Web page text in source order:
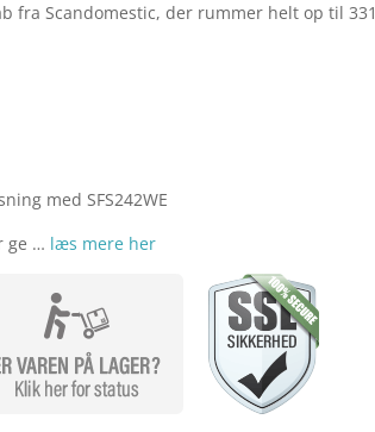
fra Scandomestic, der rummer helt op til 331
med SFS242WE
ge … læs mere her